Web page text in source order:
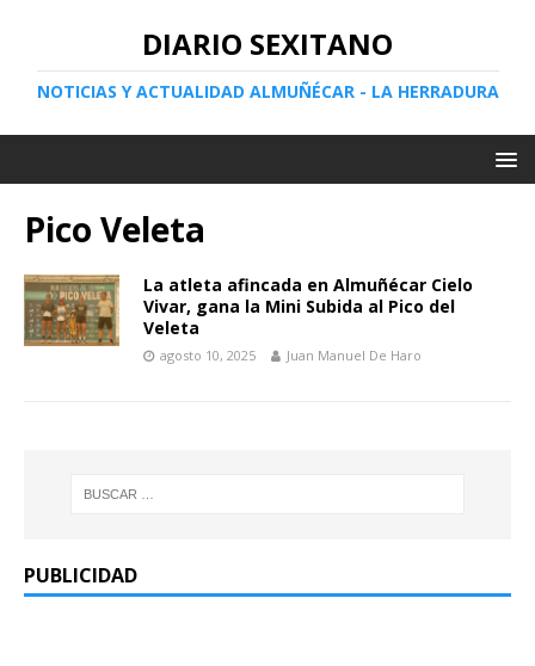
DIARIO SEXITANO
NOTICIAS Y ACTUALIDAD ALMUÑÉCAR - LA HERRADURA
Pico Veleta
La atleta afincada en Almuñécar Cielo
Vivar, gana la Mini Subida al Pico del
Veleta
agosto 10, 2025 Juan Manuel De Haro
PUBLICIDAD